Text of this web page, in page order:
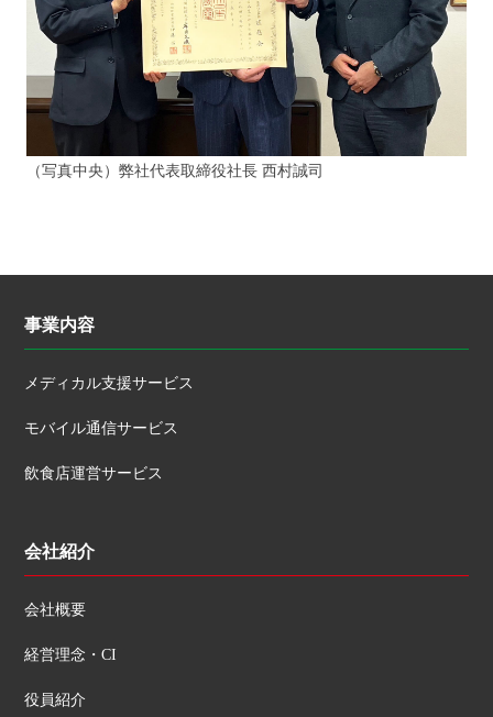
（写真中央）弊社代表取締役社長 西村誠司
事業内容
メディカル支援サービス
モバイル通信サービス
飲食店運営サービス
会社紹介
会社概要
経営理念・CI
役員紹介